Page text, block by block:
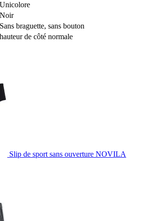
Unicolore
Noir
Sans braguette, sans bouton
hauteur de côté normale
Slip de sport sans ouverture NOVILA